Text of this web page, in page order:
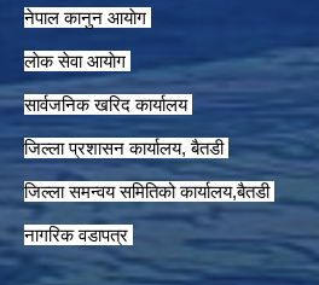
नेपाल कानुन आयाेग
लाेक सेवा आयाेग
सार्वजनिक खरिद कार्यालय
जिल्ला प्रशासन कार्यालय, बैतडी
जिल्ला समन्वय समितिको कार्यालय,बैतडी
नागरिक वडापत्र